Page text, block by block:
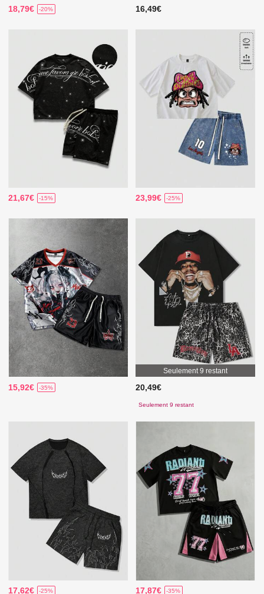
18,79€ -20% 16,49€
21,67€ -15% 23,99€ -25%
15,92€ -35%
Seulement 9 restant
20,49€
Seulement 9 restant
17,62€ -25% 17,87€ -35%